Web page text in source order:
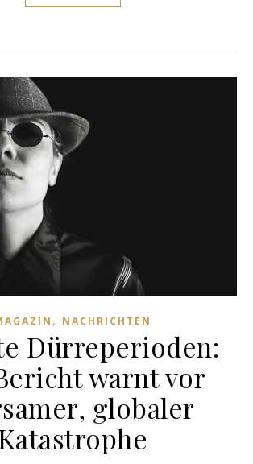
, NACHRICHTEN
Dürreperioden:
warnt vor
globaler